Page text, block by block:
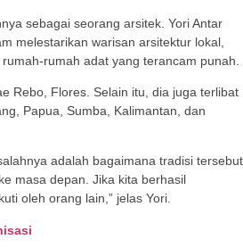
sebagai seorang arsitek. Yori Antar
melestarikan warisan arsitektur lokal,
rumah adat yang terancam punah.
Rebo, Flores. Selain itu, dia juga terlibat
Papua, Sumba, Kalimantan, dan
adalah bagaimana tradisi tersebut
masa depan. Jika kita berhasil
oleh orang lain,” jelas Yori.